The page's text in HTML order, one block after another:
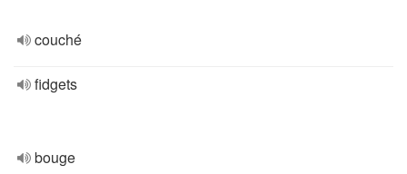
couché
fidgets
bouge